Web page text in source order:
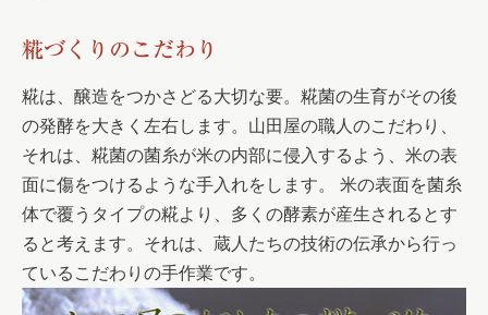
糀づくりのこだわり
糀は、醸造をつかさどる大切な要。糀菌の生育がその後
の発酵を大きく左右します。山田屋の職人のこだわり、
それは、糀菌の菌糸が米の内部に侵入するよう、米の表
面に傷をつけるような手入れをします。 米の表面を菌糸
体で覆うタイプの糀より、多くの酵素が産生されるとす
ると考えます。それは、蔵人たちの技術の伝承から行っ
ているこだわりの手作業です。